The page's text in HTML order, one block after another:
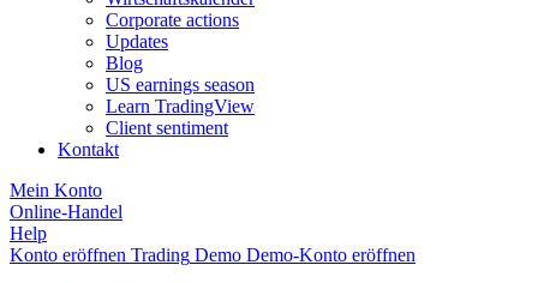
Corporate actions
Updates
Blog
US earnings season
Learn TradingView
Client sentiment
Kontakt
Mein Konto
Online-Handel
Help
Konto eröffnen Trading Demo Demo-Konto eröffnen